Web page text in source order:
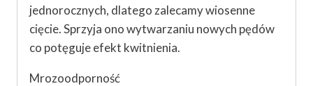
jednorocznych, dlatego zalecamy wiosenne
cięcie. Sprzyja ono wytwarzaniu nowych pędów
co potęguje efekt kwitnienia.
Mrozoodporność